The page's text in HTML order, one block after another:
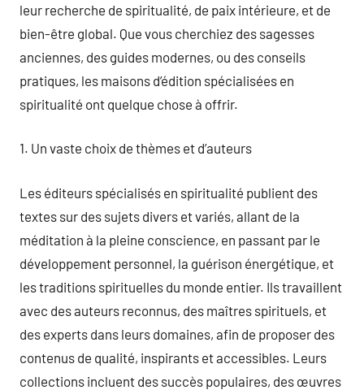
leur recherche de spiritualité, de paix intérieure, et de
bien-être global. Que vous cherchiez des sagesses
anciennes, des guides modernes, ou des conseils
pratiques, les maisons d’édition spécialisées en
spiritualité ont quelque chose à offrir.
1. Un vaste choix de thèmes et d’auteurs
Les éditeurs spécialisés en spiritualité publient des
textes sur des sujets divers et variés, allant de la
méditation à la pleine conscience, en passant par le
développement personnel, la guérison énergétique, et
les traditions spirituelles du monde entier. Ils travaillent
avec des auteurs reconnus, des maîtres spirituels, et
des experts dans leurs domaines, afin de proposer des
contenus de qualité, inspirants et accessibles. Leurs
collections incluent des succès populaires, des œuvres